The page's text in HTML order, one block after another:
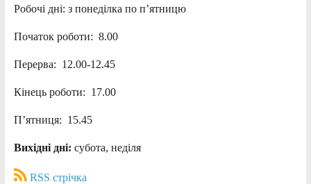
Робочі дні: з понеділка по п’ятницю
Початок роботи: 8.00
Перерва: 12.00-12.45
Кінець роботи: 17.00
П’ятниця: 15.45
Вихідні дні: субота, неділя
RSS стрічка